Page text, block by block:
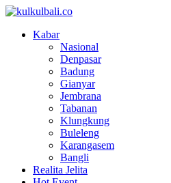
Kabar
Nasional
Denpasar
Badung
Gianyar
Jembrana
Tabanan
Klungkung
Buleleng
Karangasem
Bangli
Realita Jelita